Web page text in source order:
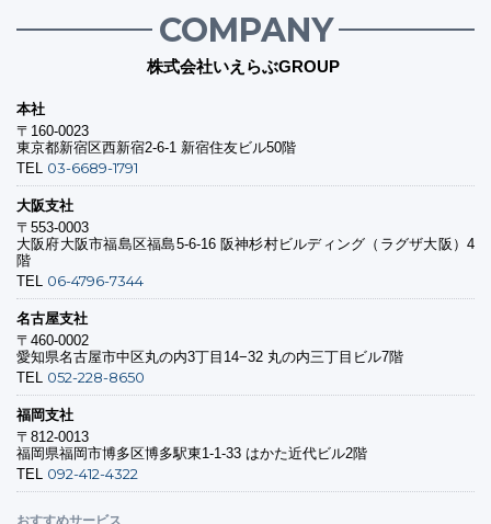
COMPANY
株式会社いえらぶGROUP
本社
〒160-0023
東京都新宿区西新宿2-6-1 新宿住友ビル50階
TEL 03-6689-1791
大阪支社
〒553-0003
大阪府大阪市福島区福島5-6-16 阪神杉村ビルディング（ラグザ大阪）4
階
TEL 06-4796-7344
名古屋支社
〒460-0002
愛知県名古屋市中区丸の内3丁目14−32 丸の内三丁目ビル7階
TEL 052-228-8650
福岡支社
〒812-0013
福岡県福岡市博多区博多駅東1-1-33 はかた近代ビル2階
TEL 092-412-4322
おすすめサービス